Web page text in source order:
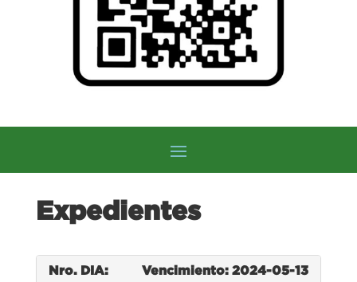
Expedientes
Nro. DIA: Vencimiento: 2024-05-13